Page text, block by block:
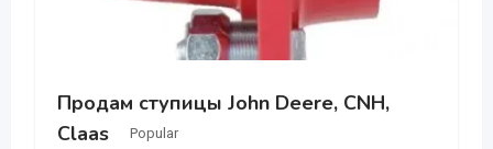
Продам ступицы John Deere, CNH,
Claas
Popular